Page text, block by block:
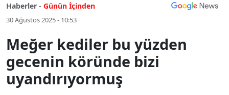
Haberler - Günün İçinden
30 Ağustos 2025 - 10:53
Meğer kediler bu yüzden
gecenin köründe bizi
uyandırıyormuş